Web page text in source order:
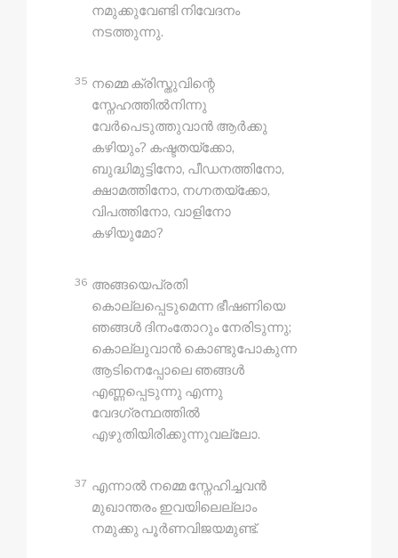
നമുക്കുവേണ്ടി നിവേദനം
നടത്തുന്നു.
35 നമ്മെ ക്രിസ്തുവിന്റെ
സ്നേഹത്തിൽനിന്നു
വേർപെടുത്തുവാൻ ആർക്കു
കഴിയും? കഷ്ടതയ്‍ക്കോ,
ബുദ്ധിമുട്ടിനോ, പീഡനത്തിനോ,
ക്ഷാമത്തിനോ, നഗ്നതയ്‍ക്കോ,
വിപത്തിനോ, വാളിനോ
കഴിയുമോ?
36 അങ്ങയെപ്രതി
കൊല്ലപ്പെടുമെന്ന ഭീഷണിയെ
ഞങ്ങൾ ദിനംതോറും നേരിടുന്നു;
കൊല്ലുവാൻ കൊണ്ടുപോകുന്ന
ആടിനെപ്പോലെ ഞങ്ങൾ
എണ്ണപ്പെടുന്നു എന്നു
വേദഗ്രന്ഥത്തിൽ
എഴുതിയിരിക്കുന്നുവല്ലോ.
37 എന്നാൽ നമ്മെ സ്നേഹിച്ചവൻ
മുഖാന്തരം ഇവയിലെല്ലാം
നമുക്കു പൂർണവിജയമുണ്ട്.